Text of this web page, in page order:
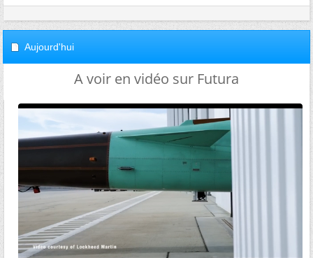
Aujourd'hui
A voir en vidéo sur Futura